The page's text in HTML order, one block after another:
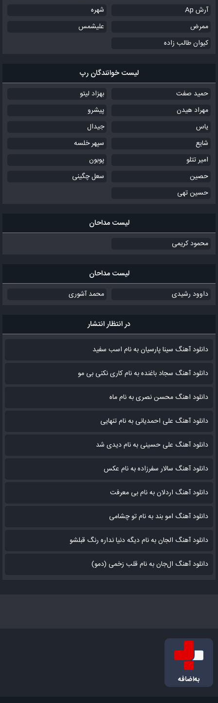
آرش Ap
شهره
ممرض
علیشمس
کیوان طالب زاده
لیست خوانندگان رپ
حمید صفت
بهزاد لیتو
مهراد هیدن
پیشرو
یاس
جیدال
شایع
سپهر خلسه
امیر تتلو
پوبون
حصین
سعل چگینی
حسین تهی
لیست مداحان
محمود کریمی
لیست مداحان
داوود رشیدی محمد آشوری
در انتظار انتشار
دانلود آهنگ سینا پارسیان به نام اسب سفید
دانلود آهنگ سجاد باغنده به نام کاری نکنی بی مو
دانلود اهنگ محسن نصری به نام‌ ماه
دانلود آهنگ علی احمدیانی به نام تنهایی
دانلود آهنگ علی حسینی به نام دیدی شد
دانلود آهنگ سالار سفرزاده به نام عکس
دانلود آهنگ اردلان به نام بی معرفت
دانلود آهنگ امو بند به نام تو چشامی
دانلود آهنگ الجان به نام دیگه دنیا نداره رنگ قبلشو
دانلود آهنگ ال‌جان به نام قلب زخمی (دمو)
به‌اضافه